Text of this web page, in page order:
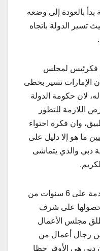
بدأ بالعودة إلى وضعه
تسير الدولة باتجاه
فكرئيس لمجلس
الإمارات تسير بخطى
له، لان حكومة الدولة
اللازمة للتطور
وان فكرة احتواء
ما هو إلا دليل على
دبي والذي يتماشى
أرى أن الإمارات بما فيها دبي مقدمة على 6 سنوات من
حصولها على شرف
ومن منطلق مجلس الأعمال
من رجال أعمال من
دبي هي الأوفر حظا